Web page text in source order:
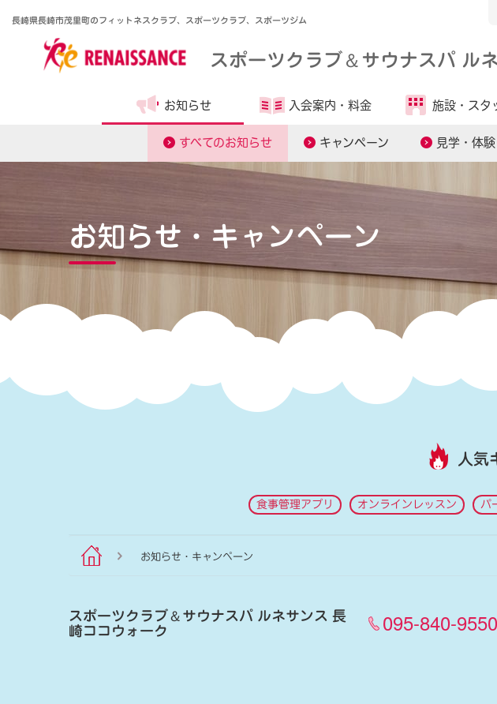
長崎県長崎市茂里町のフィットネスクラブ、スポーツクラブ、スポーツジム
スポーツクラブ＆サウナスパ ル
お知らせ
すべてのお知らせ キャンペーン 見学・体験
入会案内・ 料金 施設・ スタ
お知らせ・キャンペーン
人気
食事管理アプリ オンラインレッスン パ
お知らせ・キャンペーン
スポーツクラブ＆サウナスパ ルネサンス 長
崎ココウォーク 095-840-9550